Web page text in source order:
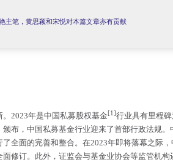
主笔，黄思颖和宋悦对本篇文章亦有贡献
2023年是中国私募股权基金[1]行业具有里程
布，中国私募基金行业迎来了首部行政法规。
全面的完善和整合。在2023年即将落幕之际
面修订。此外，证监会与基金业协会等监管机